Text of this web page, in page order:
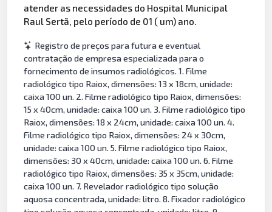
atender as necessidades do Hospital Municipal
Raul Sertã, pelo período de 01 ( um) ano.
Registro de preços para futura e eventual
contratação de empresa especializada para o
fornecimento de insumos radiológicos. 1. Filme
radiológico tipo Raiox, dimensões: 13 x 18cm, unidade:
caixa 100 un. 2. Filme radiológico tipo Raiox, dimensões:
15 x 40cm, unidade: caixa 100 un. 3. Filme radiológico tipo
Raiox, dimensões: 18 x 24cm, unidade: caixa 100 un. 4.
Filme radiológico tipo Raiox, dimensões: 24 x 30cm,
unidade: caixa 100 un. 5. Filme radiológico tipo Raiox,
dimensões: 30 x 40cm, unidade: caixa 100 un. 6. Filme
radiológico tipo Raiox, dimensões: 35 x 35cm, unidade:
caixa 100 un. 7. Revelador radiológico tipo solução
aquosa concentrada, unidade: litro. 8. Fixador radiológico